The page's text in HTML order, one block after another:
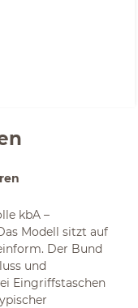
kbA –
Modell sitzt auf
Der Bund
und
Eingriffstaschen